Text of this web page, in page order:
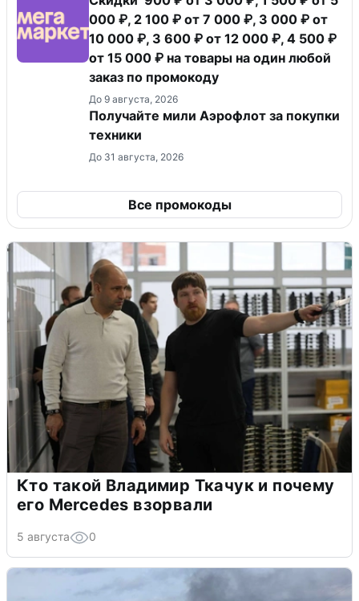
000 ₽, 2 100 ₽ от 7 000 ₽, 3 000 ₽ от
10 000 ₽, 3 600 ₽ от 12 000 ₽, 4 500 ₽
от 15 000 ₽ на товары на один любой
заказ по промокоду
До 9 августа, 2026
Получайте мили Аэрофлот за покупки
техники
До 31 августа, 2026
Все промокоды
Кто такой Владимир Ткачук и почему
его Mercedes взорвали
5 августа 0